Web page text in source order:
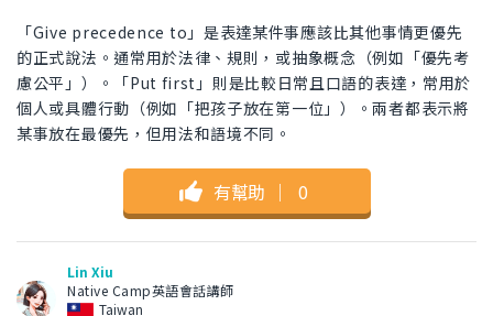
「Give precedence to」是表達某件事應該比其他事情更優先
的正式說法。通常用於法律、規則，或抽象概念（例如「優先考
慮公平」）。「Put first」則是比較日常且口語的表達，常用於
個人或具體行動（例如「把孩子放在第一位」）。兩者都表示將
某事放在最優先，但用法和語境不同。
有幫助 ｜ 0
Lin Xiu
Native Camp英語會話講師
Taiwan